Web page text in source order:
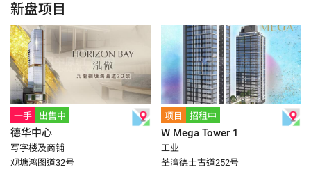
新盘项目
一手 出售中
德华中心
写字楼及商铺
观塘鸿图道32号
项目 招租中
W Mega Tower 1
工业
荃湾德士古道252号